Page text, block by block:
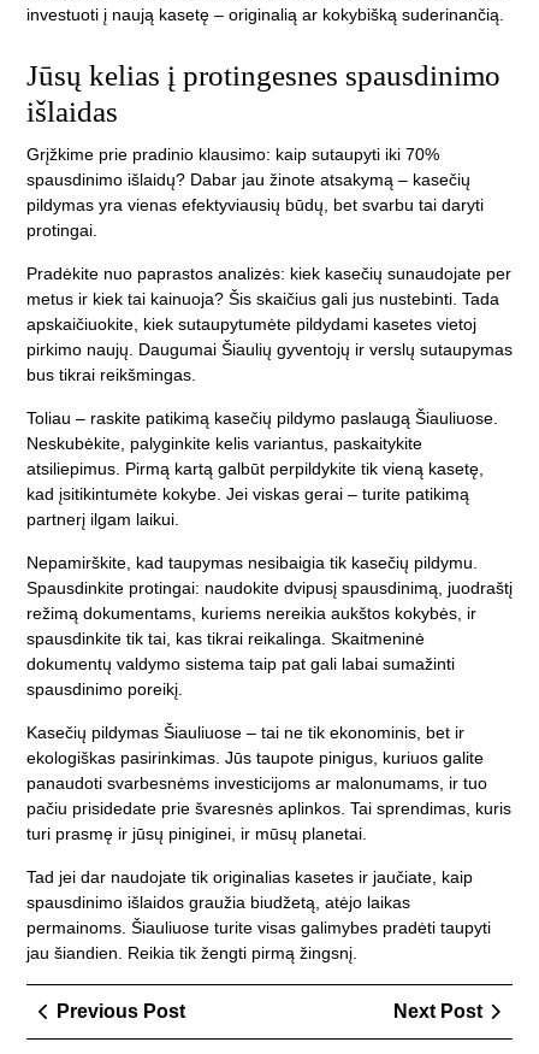
investuoti į naują kasetę – originalią ar kokybišką suderinančią.
Jūsų kelias į protingesnes spausdinimo
išlaidas
Grįžkime prie pradinio klausimo: kaip sutaupyti iki 70%
spausdinimo išlaidų? Dabar jau žinote atsakymą – kasečių
pildymas yra vienas efektyviausių būdų, bet svarbu tai daryti
protingai.
Pradėkite nuo paprastos analizės: kiek kasečių sunaudojate per
metus ir kiek tai kainuoja? Šis skaičius gali jus nustebinti. Tada
apskaičiuokite, kiek sutaupytumėte pildydami kasetes vietoj
pirkimo naujų. Daugumai Šiaulių gyventojų ir verslų sutaupymas
bus tikrai reikšmingas.
Toliau – raskite patikimą kasečių pildymo paslaugą Šiauliuose.
Neskubėkite, palyginkite kelis variantus, paskaitykite
atsiliepimus. Pirmą kartą galbūt perpildykite tik vieną kasetę,
kad įsitikintumėte kokybe. Jei viskas gerai – turite patikimą
partnerį ilgam laikui.
Nepamirškite, kad taupymas nesibaigia tik kasečių pildymu.
Spausdinkite protingai: naudokite dvipusį spausdinimą, juodraštį
režimą dokumentams, kuriems nereikia aukštos kokybės, ir
spausdinkite tik tai, kas tikrai reikalinga. Skaitmeninė
dokumentų valdymo sistema taip pat gali labai sumažinti
spausdinimo poreikį.
Kasečių pildymas Šiauliuose – tai ne tik ekonominis, bet ir
ekologiškas pasirinkimas. Jūs taupote pinigus, kuriuos galite
panaudoti svarbesnėms investicijoms ar malonumams, ir tuo
pačiu prisidedate prie švaresnės aplinkos. Tai sprendimas, kuris
turi prasmę ir jūsų piniginei, ir mūsų planetai.
Tad jei dar naudojate tik originalias kasetes ir jaučiate, kaip
spausdinimo išlaidos graužia biudžetą, atėjo laikas
permainoms. Šiauliuose turite visas galimybes pradėti taupyti
jau šiandien. Reikia tik žengti pirmą žingsnį.
Navigacija
tarp
Previous PostPrevious
Post
Next Post
Next
Post